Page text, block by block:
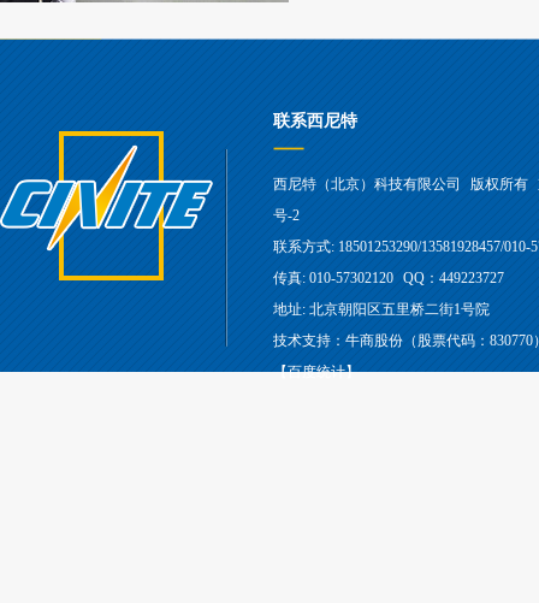
联系西尼特
西尼特（北京）科技有限公司 版权所有
号-2
联系方式: 18501253290/13581928457/010-
传真: 010-57302120 QQ：449223727
地址: 北京朝阳区五里桥二街1号院
技术支持：牛商股份（股票代码：830770
【百度统计】